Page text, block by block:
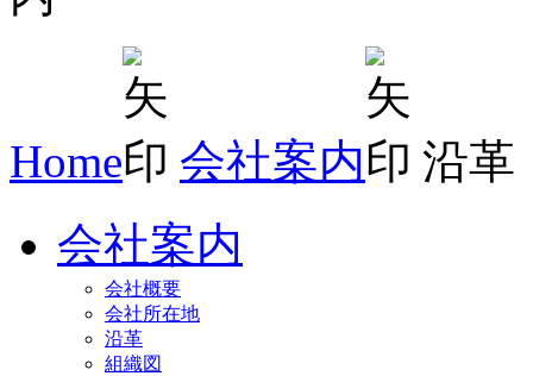
Home 会社案内
沿革
会社案内
会社概要
会社所在地
沿革
組織図